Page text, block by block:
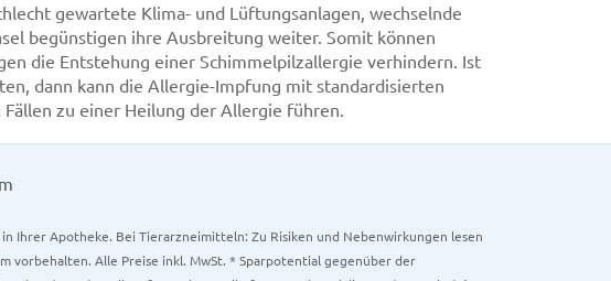
gewartete Klima- und Lüftungsanlagen, wechselnde
begünstigen ihre Ausbreitung weiter. Somit können
die Entstehung einer Schimmelpilzallergie verhindern. Ist
dann kann die Allergie-Impfung mit standardisierten
zu einer Heilung der Allergie führen.
Ihrer Apotheke. Bei Tierarzneimitteln: Zu Risiken und Nebenwirkungen lesen
vorbehalten. Alle Preise inkl. MwSt. * Sparpotential gegenüber der